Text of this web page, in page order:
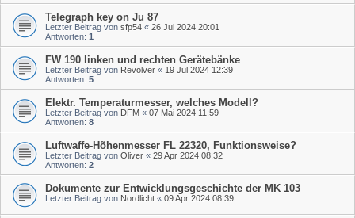
Telegraph key on Ju 87
Letzter Beitrag von sfp54 « 26 Jul 2024 20:01
Antworten: 1
FW 190 linken und rechten Gerätebänke
Letzter Beitrag von Revolver « 19 Jul 2024 12:39
Antworten: 5
Elektr. Temperaturmesser, welches Modell?
Letzter Beitrag von DFM « 07 Mai 2024 11:59
Antworten: 8
Luftwaffe-Hõhenmesser FL 22320, Funktionsweise?
Letzter Beitrag von Oliver « 29 Apr 2024 08:32
Antworten: 2
Dokumente zur Entwicklungsgeschichte der MK 103
Letzter Beitrag von Nordlicht « 09 Apr 2024 08:39